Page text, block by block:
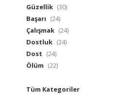
Güzellik (30)
Başarı (24)
Çalışmak (24)
Dostluk (24)
Dost (24)
Ölüm (22)
Tüm Kategoriler